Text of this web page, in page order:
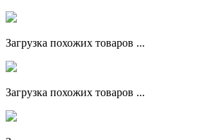
Загрузка похожих товаров ...
Загрузка похожих товаров ...